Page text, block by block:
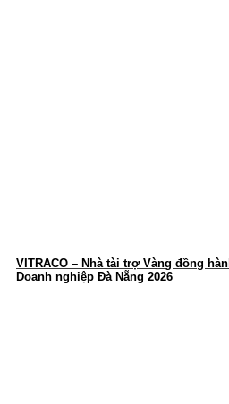
VITRACO – Nhà tài trợ Vàng đồng
Doanh nghiệp Đà Nẵng 2026